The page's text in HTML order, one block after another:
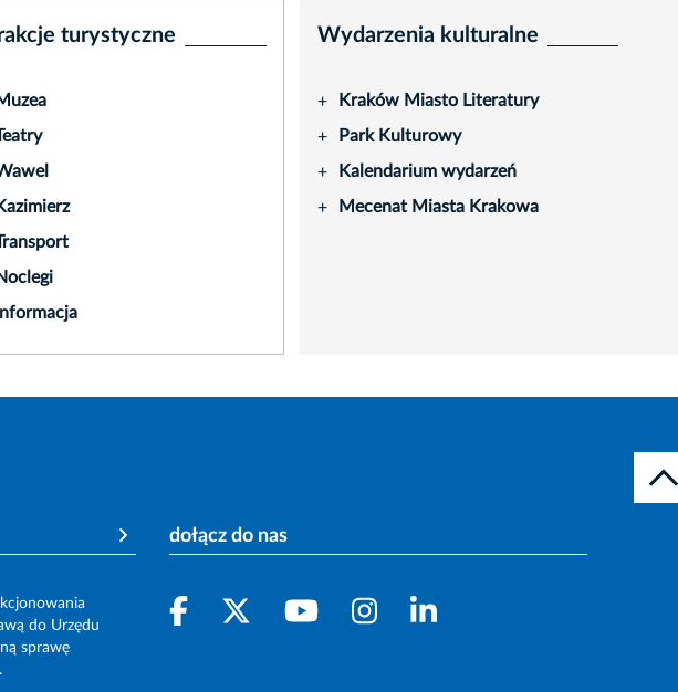
turystyczne
Informacja
Wydarzenia kulturalne
+ Kraków Miasto Literatury
+ Park Kulturowy
+ Kalendarium wydarzeń
+ Mecenat Miasta Krakowa
do Urzędu
sprawę
dołącz do nas